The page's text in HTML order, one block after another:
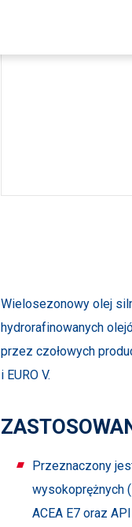
Wielosezonowy olej
hydrorafinowanych
przez czołowych
i EURO V.
Przeznaczony
wysokoprężnych
ACEA E7 oraz